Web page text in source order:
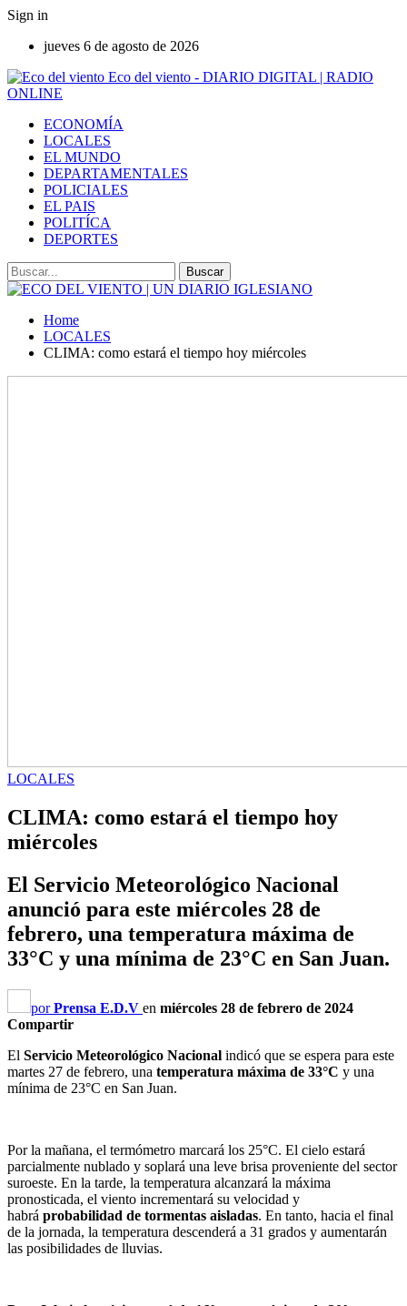
Sign in
jueves 6 de agosto de 2026
Eco del viento - DIARIO DIGITAL | RADIO
ONLINE
ECONOMÍA
LOCALES
EL MUNDO
DEPARTAMENTALES
POLICIALES
EL PAIS
POLITÍCA
DEPORTES
Home
LOCALES
CLIMA: como estará el tiempo hoy miércoles
LOCALES
CLIMA: como estará el tiempo hoy
miércoles
El Servicio Meteorológico Nacional
anunció para este miércoles 28 de
febrero, una temperatura máxima de
33°C y una mínima de 23°C en San Juan.
porPrensa E.D.V en miércoles 28 de febrero de 2024
Compartir
El Servicio Meteorológico Nacional indicó que se espera para este
martes 27 de febrero, una temperatura máxima de 33°C y una
mínima de 23°C en San Juan.
Por la mañana, el termómetro marcará los 25°C. El cielo estará
parcialmente nublado y soplará una leve brisa proveniente del sector
suroeste. En la tarde, la temperatura alcanzará la máxima
pronosticada, el viento incrementará su velocidad y
habrá probabilidad de tormentas aisladas. En tanto, hacia el final
de la jornada, la temperatura descenderá a 31 grados y aumentarán
las posibilidades de lluvias.